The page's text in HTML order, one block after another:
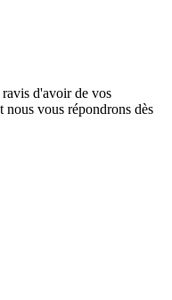
d'avoir de vos
nous vous répondrons dès